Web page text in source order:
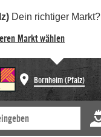
Dein richtiger Markt?
Markt wählen
Bornheim (Pfalz)